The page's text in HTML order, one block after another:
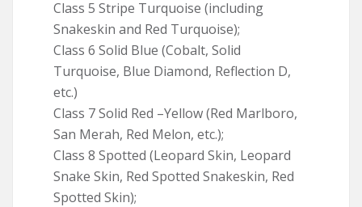
Class 5 Stripe Turquoise (including
Snakeskin and Red Turquoise);
Class 6 Solid Blue (Cobalt, Solid
Turquoise, Blue Diamond, Reflection D,
etc.)
Class 7 Solid Red –Yellow (Red Marlboro,
San Merah, Red Melon, etc.);
Class 8 Spotted (Leopard Skin, Leopard
Snake Skin, Red Spotted Snakeskin, Red
Spotted Skin);